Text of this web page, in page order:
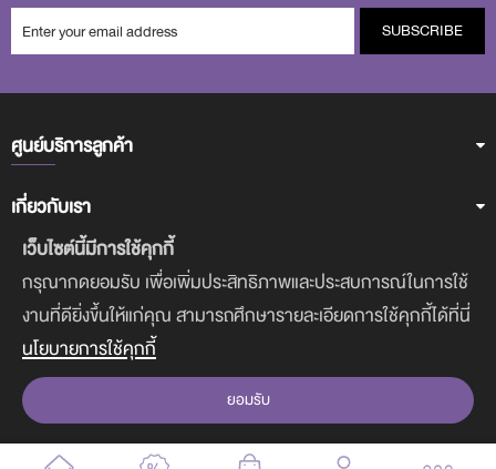
เว็บไซต์นี้มีการใช้คุกกี้
กรุณากดยอมรับ เพื่อเพิ่มประสิทธิภาพและประสบการณ์ในการใช้
งานที่ดียิ่งขึ้นให้แก่คุณ สามารถศึกษารายละเอียดการใช้คุกกี้ได้ที่นี่
นโยบายการใช้คุกกี้
ยอมรับ
SUBSCRIBE
ศูนย์บริการลูกค้า
เกี่ยวกับเรา
ฝ่ายบริการลูกค้า
ดาวน์โหลดแอพฯ
COPYRIGHT © 2017-2020 CUTE PRESS. ALL RIGHTS RESERVED.